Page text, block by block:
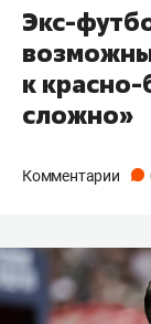
Экс-
к
сложно»
Комментарии